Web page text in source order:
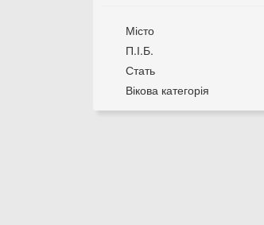
Місто
П.І.Б.
Стать
Вікова категорія